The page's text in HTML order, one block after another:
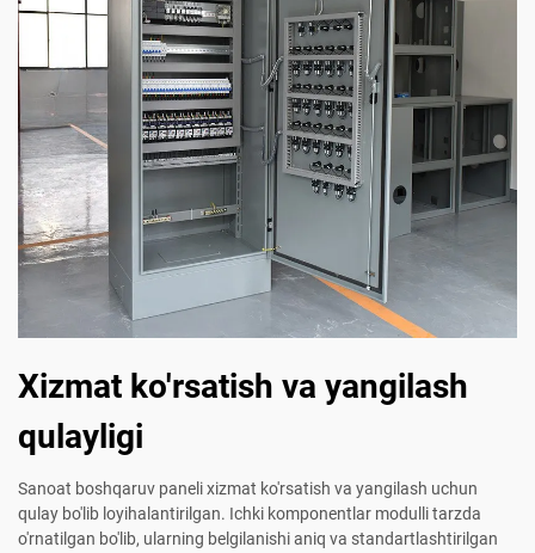
Xizmat ko'rsatish va yangilash
qulayligi
Sanoat boshqaruv paneli xizmat ko'rsatish va yangilash uchun
qulay bo'lib loyihalantirilgan. Ichki komponentlar modulli tarzda
o'rnatilgan bo'lib, ularning belgilanishi aniq va standartlashtirilgan